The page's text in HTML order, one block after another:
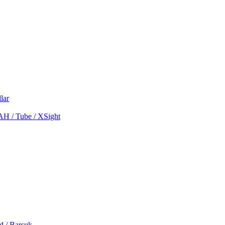
/ Tube / XSight